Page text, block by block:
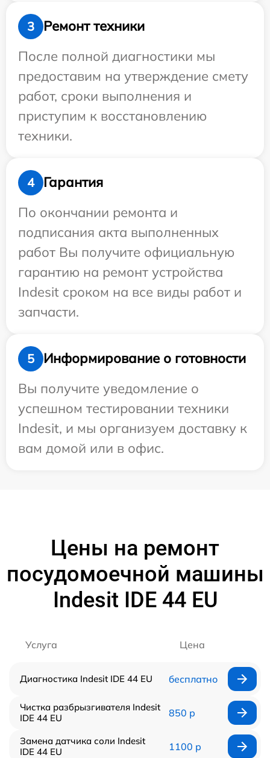
3
Ремонт техники
После полной диагностики мы
предоставим на утверждение смету
работ, сроки выполнения и
приступим к восстановлению
техники.
4
Гарантия
По окончании ремонта и
подписания акта выполненных
работ Вы получите официальную
гарантию на ремонт устройства
Indesit сроком на все виды работ и
запчасти.
5
Информирование о готовности
Вы получите уведомление о
успешном тестировании техники
Indesit, и мы организуем доставку к
вам домой или в офис.
Цены на ремонт
посудомоечной машины
Indesit IDE 44 EU
Услуга Цена
Диагностика Indesit IDE 44 EU бесплатно
Чистка разбрызгивателя Indesit
IDE 44 EU
850 р
Замена датчика соли Indesit
IDE 44 EU
1100 р